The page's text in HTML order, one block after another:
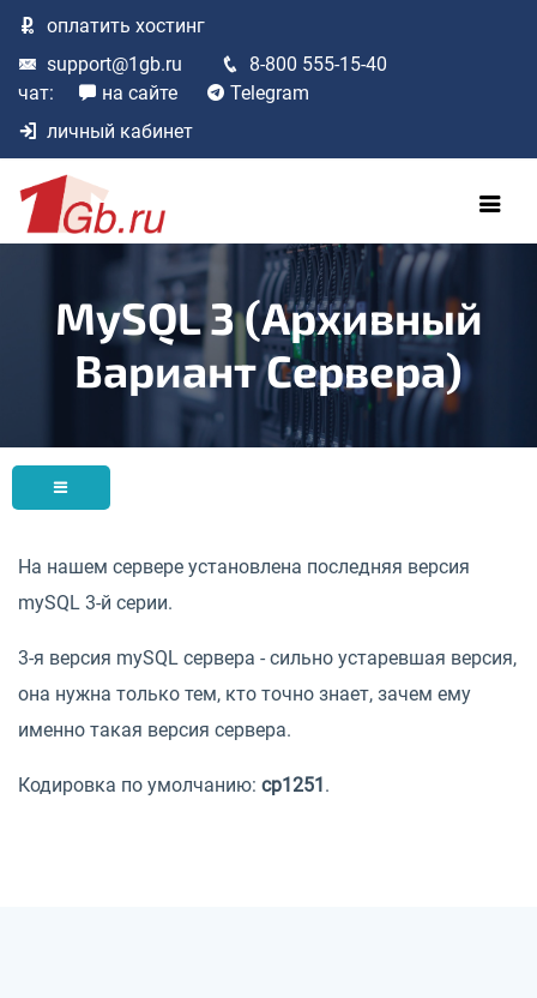
оплатить хостинг
support@1gb.ru
8-800 555-15-40
чат:
на сайте
Telegram
личный кабинет
MySQL 3 (архивный
Вариант Сервера)
На нашем сервере установлена последняя версия
mySQL 3-й серии.
3-я версия mySQL сервера - сильно устаревшая версия,
она нужна только тем, кто точно знает, зачем ему
именно такая версия сервера.
Кодировка по умолчанию: cp1251.